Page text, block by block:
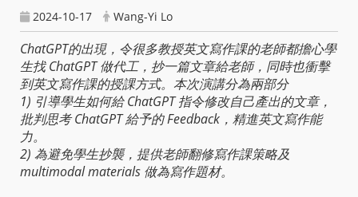
2024-10-17 Wang-Yi Lo
ChatGPT的出現，令很多教授英文寫作課的老師都擔心學
生找 ChatGPT 做代工，抄一篇文章給老師，同時也衝擊
到英文寫作課的授課方式。本次演講分為兩部分
1) 引導學生如何給 ChatGPT 指令修改自己產出的文章，
批判思考 ChatGPT 給予的 Feedback，精進英文寫作能
力。
2) 為避免學生抄襲，提供老師翻修寫作課策略及
multimodal materials 做為寫作題材。